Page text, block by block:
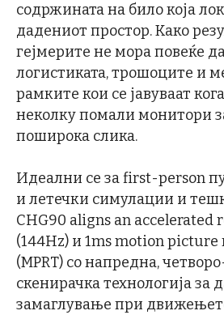
содржината на било која
дадениот простор. Како
гејмерите не мора повеќе
логистиката, трошоците и
рамките кои се јавуваат
неколку помали монитори
поширока слика.
Идеални се за first-person
и летечки симулации и
CHG90 aligns an accelerated
(144Hz) и 1ms motion picture
(MPRT) со напредна,
скенирачка технологија за
замаглување при